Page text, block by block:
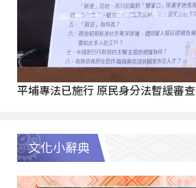
平埔專法已施行 原民身分法暫緩審查
文化小辭典